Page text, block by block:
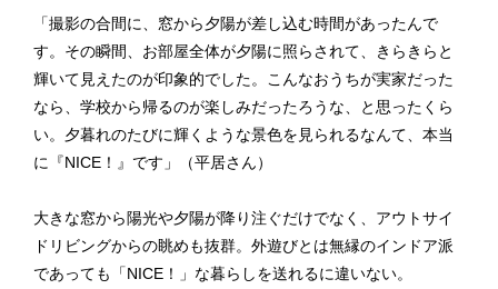
「撮影の合間に、窓から夕陽が差し込む時間があったんで
す。その瞬間、お部屋全体が夕陽に照らされて、きらきらと
輝いて見えたのが印象的でした。こんなおうちが実家だった
なら、学校から帰るのが楽しみだったろうな、と思ったくら
い。夕暮れのたびに輝くような景色を見られるなんて、本当
に『NICE！』です」（平居さん）
大きな窓から陽光や夕陽が降り注ぐだけでなく、アウトサイ
ドリビングからの眺めも抜群。外遊びとは無縁のインドア派
であっても「NICE！」な暮らしを送れるに違いない。